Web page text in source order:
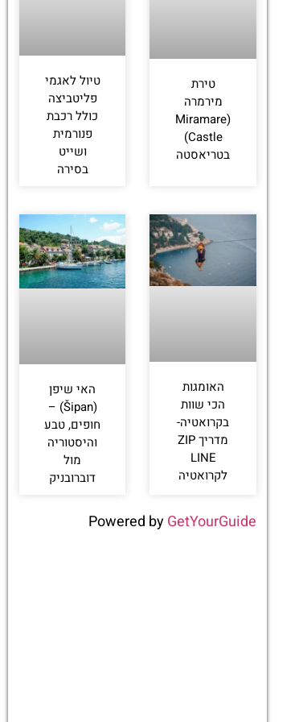
טירת
מירמרה
(Miramare
Castle)
בטריאסטה
טיול לאגמי
פליטביצה
כולל רכבת
פנורמית
ושייט
בסירה
האומגות
הכי שוות
בקרואטיה-
מדריך ZIP
LINE
לקרואטיה
האי שיפן
(Šipan) –
חופים, טבע
והיסטוריה
מול
דוברובניק
Powered byGetYourGuide